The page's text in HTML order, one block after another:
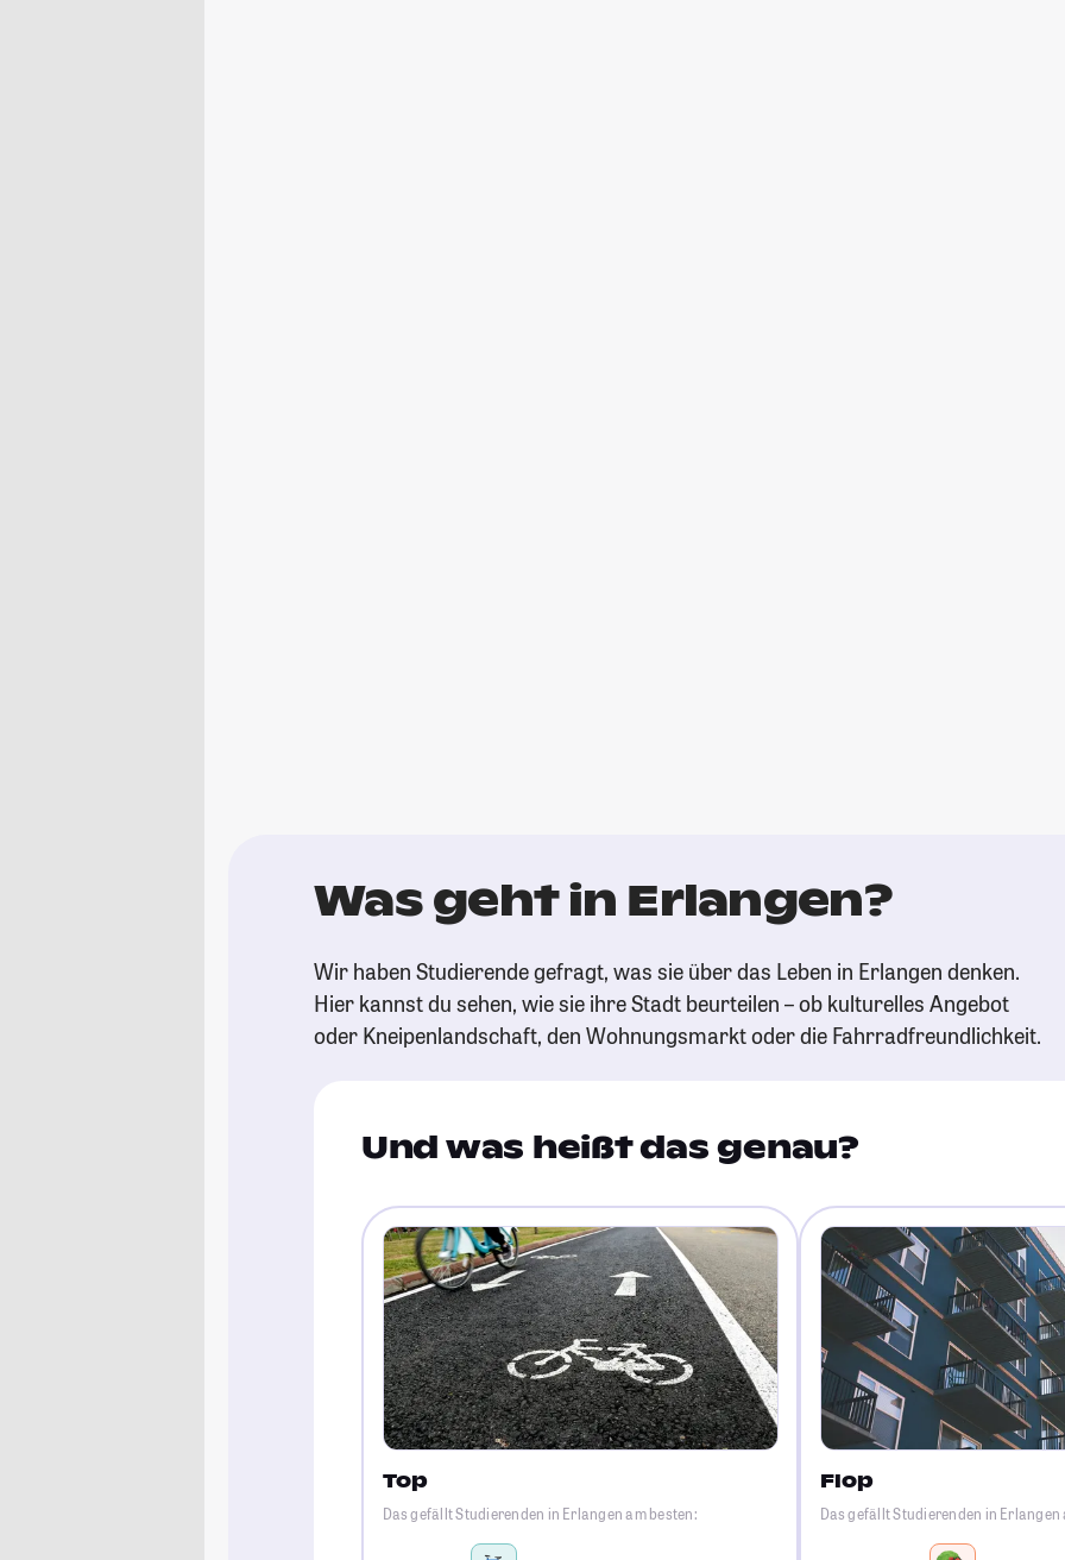
Was geht in Erlangen?
Wir haben Studierende gefragt, was sie über das Leben in Erlangen denken.
Hier kannst du sehen, wie sie ihre Stadt beurteilen – ob kulturelles Angebot
oder Kneipenlandschaft, den Wohnungsmarkt oder die Fahrradfreundlichkeit.
Und was heißt das genau?
Top
Das gefällt Studierenden in Erlangen am besten:
Flop
Das gefällt Studierenden in Erlangen